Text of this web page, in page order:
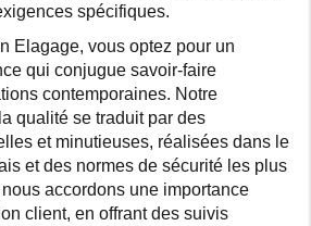
spécifiques.
Elagage, vous optez pour un
qui conjugue savoir-faire
contemporaines. Notre
qualité se traduit par des
et minutieuses, réalisées dans le
et des normes de sécurité les plus
accordons une importance
client, en offrant des suivis